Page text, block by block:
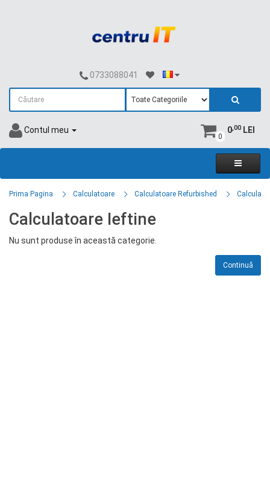
0733088041
Contul meu
0
0,00LEI
Prima Pagina Calculatoare Calculatoare Refurbished
Calculatoare Ieftine
Nu sunt produse în această categorie.
Continuă